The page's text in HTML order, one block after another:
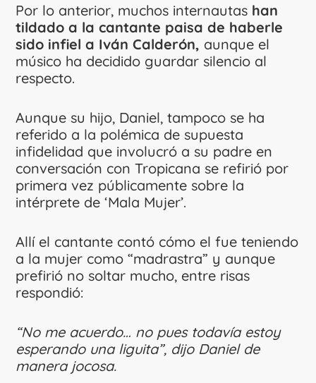
Por lo anterior, muchos internautas han
tildado a la cantante paisa de haberle
sido infiel a Iván Calderón, aunque el
músico ha decidido guardar silencio al
respecto.
Aunque su hijo, Daniel, tampoco se ha
referido a la polémica de supuesta
infidelidad que involucró a su padre en
conversación con Tropicana se refirió por
primera vez públicamente sobre la
intérprete de ‘Mala Mujer’.
Allí el cantante contó cómo el fue teniendo
a la mujer como “madrastra” y aunque
prefirió no soltar mucho, entre risas
respondió:
“No me acuerdo… no pues todavía estoy
esperando una liguita”, dijo Daniel de
manera jocosa.